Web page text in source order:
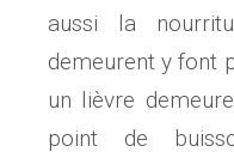
aussi la
demeurent y font
un lièvre
point de